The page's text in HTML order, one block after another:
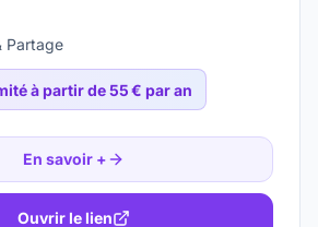
Partage
à partir de 55 € par an
En savoir +
Ouvrir le lien